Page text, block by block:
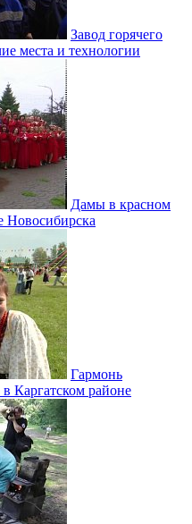
Завод горячего
места и технологии
Дамы в красном
Новосибирска
Гармонь
Каргатском районе